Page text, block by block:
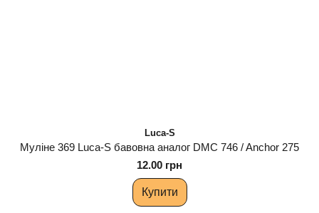
Luca-S
Муліне 369 Luca-S бавовна аналог DMC 746 / Anchor 275
12.00 грн
Купити